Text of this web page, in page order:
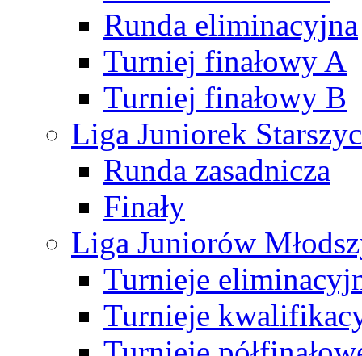
Runda eliminacyjna
Turniej finałowy A
Turniej finałowy B
Liga Juniorek
Runda zasadnicza
Finały
Liga Juniorów
Turnieje
Turnieje